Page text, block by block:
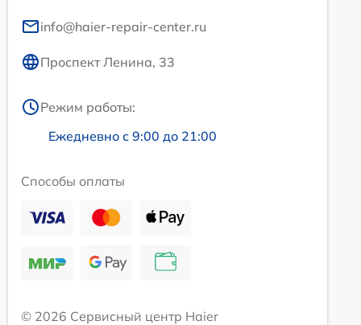
info@haier-repair-center.ru
Проспект Ленина, 33
Режим работы:
Ежедневно с 9:00 до 21:00
Способы оплаты
© 2026 Сервисный центр Haier